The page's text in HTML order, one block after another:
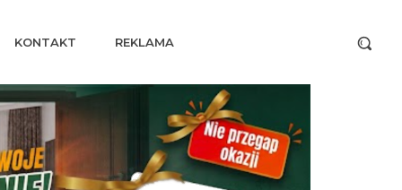
KONTAKT REKLAMA